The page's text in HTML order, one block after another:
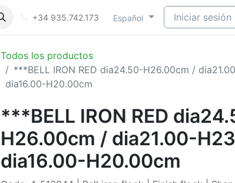
+34 935.742.173 Español Iniciar sesión
Todos los productos
***BELL IRON RED dia24.50-H26.00cm /
dia16.00-H20.00cm
***BELL IRON RED
H26.00cm / dia21.00-
dia16.00-H20.00cm